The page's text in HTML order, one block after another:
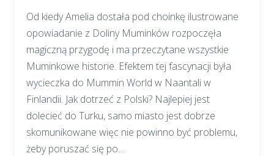
ZAWAŁU?
Od kiedy Amelia dostała pod choinkę ilustrowane
opowiadanie z Doliny Muminków rozpoczęła
magiczną przygodę i ma przeczytane wszystkie
Muminkowe historie. Efektem tej fascynacji była
wycieczka do Mummin World w Naantali w
Finlandii. Jak dotrzeć z Polski? Najlepiej jest
dolecieć do Turku, samo miasto jest dobrze
skomunikowane więc nie powinno być problemu,
żeby poruszać się po…